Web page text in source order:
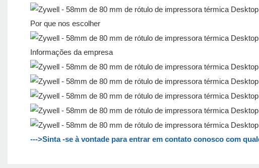
Por que nos escolher
Informações da empresa
--->Sinta -se à vontade para entrar em contato conosco com